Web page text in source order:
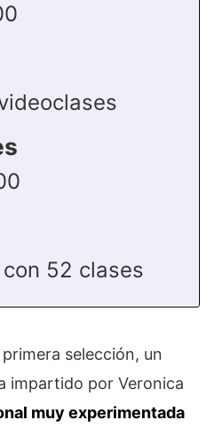
52 clases
selección, un
impartido por Veronica
muy experimentada